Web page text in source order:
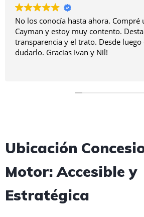
No los conocía hasta ahora. Compré
Cayman y estoy muy contento.
transparencia y el trato. Desde
dudarlo. Gracias Ivan y Nil!
Ubicación
Motor: Accesible y
Estratégica